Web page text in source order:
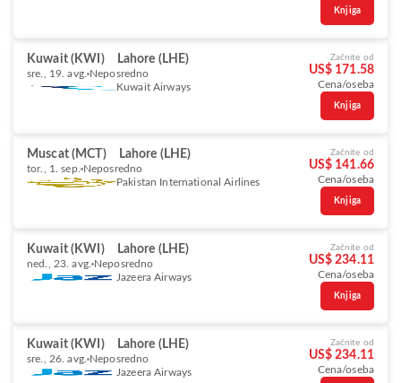
Knjiga
Kuwait (KWI) Lahore (LHE)
sre., 19. avg. Neposredno
Kuwait Airways
Začnite od
US$ 171.58
Cena/oseba
Knjiga
Muscat (MCT) Lahore (LHE)
tor., 1. sep. Neposredno
Pakistan International Airlines
Začnite od
US$ 141.66
Cena/oseba
Knjiga
Kuwait (KWI) Lahore (LHE)
ned., 23. avg. Neposredno
Jazeera Airways
Začnite od
US$ 234.11
Cena/oseba
Knjiga
Kuwait (KWI) Lahore (LHE)
sre., 26. avg. Neposredno
Jazeera Airways
Začnite od
US$ 234.11
Cena/oseba